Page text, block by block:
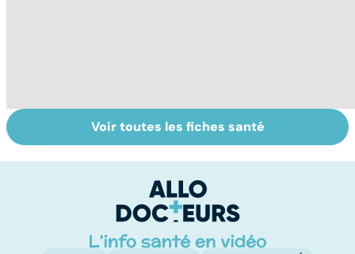
Burn-out :
l'épuisement
Vivre après un
cancer
Voir toutes les fiches santé